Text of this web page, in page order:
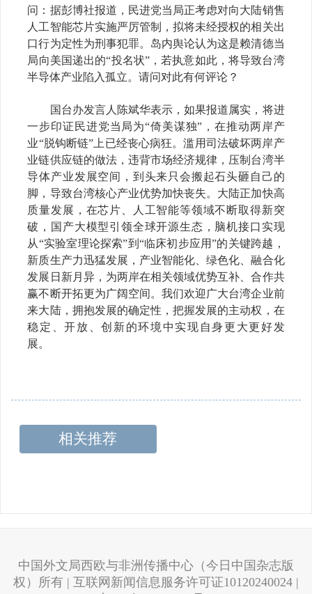
问：据彭博社报道，民进党当局正考虑对向大陆销售
人工智能芯片实施严厉管制，拟将未经授权的相关出
口行为定性为刑事犯罪。岛内舆论认为这是赖清德当
局向美国递出的“投名状”，若执意如此，将导致台湾
半导体产业陷入孤立。请问对此有何评论？
国台办发言人陈斌华表示，如果报道属实，将进
一步印证民进党当局为“倚美谋独”，在推动两岸产
业“脱钩断链”上已经丧心病狂。滥用司法破坏两岸产
业链供应链的做法，违背市场经济规律，压制台湾半
导体产业发展空间，到头来只会搬起石头砸自己的
脚，导致台湾核心产业优势加快丧失。大陆正加快高
质量发展，在芯片、人工智能等领域不断取得新突
破，国产大模型引领全球开源生态，脑机接口实现
从“实验室理论探索”到“临床初步应用”的关键跨越，
新质生产力迅猛发展，产业智能化、绿色化、融合化
发展日新月异，为两岸在相关领域优势互补、合作共
赢不断开拓更为广阔空间。我们欢迎广大台湾企业前
来大陆，拥抱发展的确定性，把握发展的主动权，在
稳定、开放、创新的环境中实现自身更大更好发
展。
相关推荐
中国外文局西欧与非洲传播中心（今日中国杂志版
权）所有 | 互联网新闻信息服务许可证10120240024 |